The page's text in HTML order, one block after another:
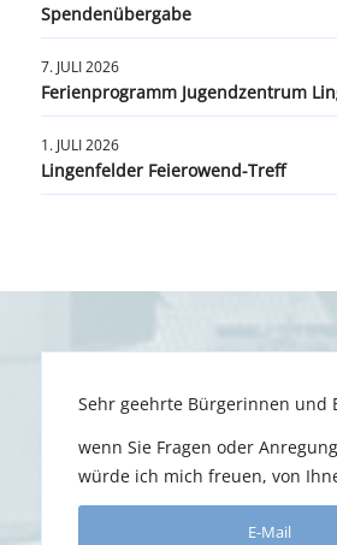
Spendenübergabe
7. JULI 2026
Ferienprogramm Jugendzentrum
1. JULI 2026
Lingenfelder Feierowend-Treff
Sehr geehrte Bürgerinnen und
wenn Sie Fragen oder
würde ich mich freuen, von
E-Mail